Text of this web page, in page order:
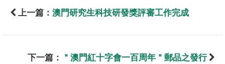
上一篇： 澳門研究生科技研發獎評審工作完成
下一篇： ＂澳門紅十字會一百周年＂郵品之發行